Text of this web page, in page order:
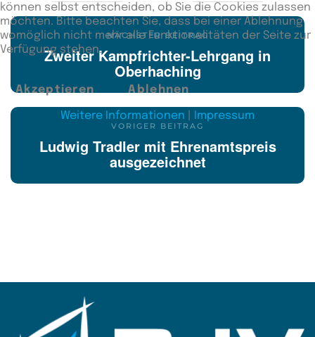
NÄCHSTER BEITRAG
Zweiter Kampfrichter-Lehrgang in
Oberhaching
VORIGER BEITRAG
Ludwig Tradler mit Ehrenamtspreis
ausgezeichnet
können selbst entscheiden, ob Sie die Cookies zulassen
möchten. Bitte beachten Sie, dass bei einer Ablehnung
womöglich nicht mehr alle Funktionalitäten der Seite zur
Verfügung stehen.
Akzeptieren Ablehnen
Weitere Informationen Impressum